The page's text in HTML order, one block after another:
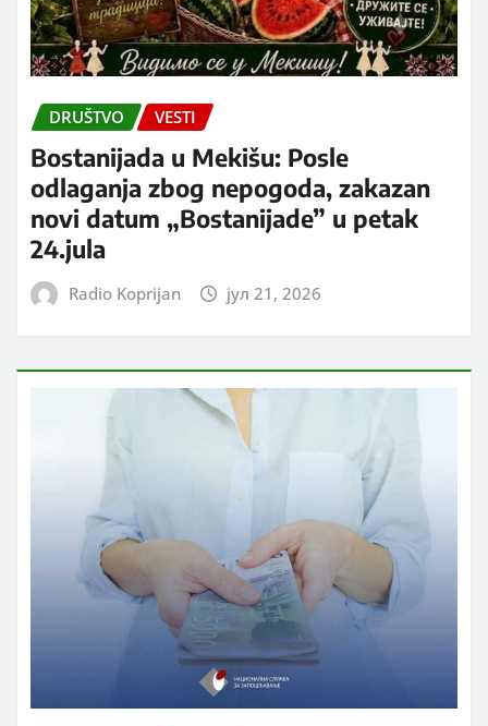
DRUŠTVO VESTI
Bostanijada u Mekišu: Posle
odlaganja zbog nepogoda, zakazan
novi datum „Bostanijade” u petak
24.jula
Radio Koprijan јул 21, 2026